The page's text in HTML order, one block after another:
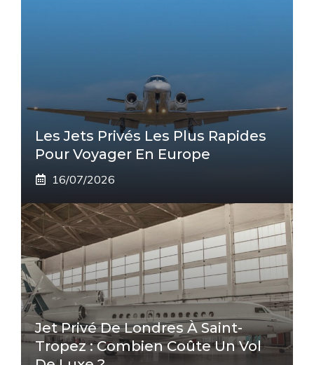
Les Jets Privés Les Plus Rapides
Pour Voyager En Europe
16/07/2026
Jet Privé De Londres À Saint-
Tropez : Combien Coûte Un Vol